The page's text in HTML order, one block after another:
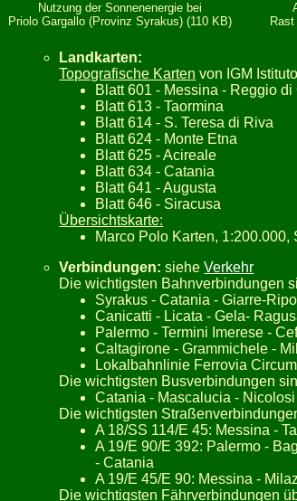
Nutzung der Sonnenenergie bei
Priolo Gargallo (Provinz Syrakus) (110 KB)
Landkarten:
Topografische Karten von IGM
Blatt 601 - Messina - Reggio di
Blatt 613 - Taormina
Blatt 614 - S. Teresa di Riva
Blatt 624 - Monte Etna
Blatt 625 - Acireale
Blatt 634 - Catania
Blatt 641 - Augusta
Blatt 646 - Siracusa
Übersichtskarte:
Marco Polo Karten,
Verbindungen: sieheVerkehr
Die wichtigsten Bahnverbindungen
Syrakus - Catania - Giarre-
Canicatti - Licata - Gela-
Palermo - Termini Imerese -
Caltagirone - Grammichele -
Lokalbahnlinie Ferrovia
Die wichtigsten Busverbindungen
Catania - Mascalucia -
Die wichtigsten
A 18/SS 114/E 45: Messina -
A 19/E 90/E 392: Palermo -
- Catania
A 19/E 45/E 90: Messina -
Die wichtigsten Fährverbindungen